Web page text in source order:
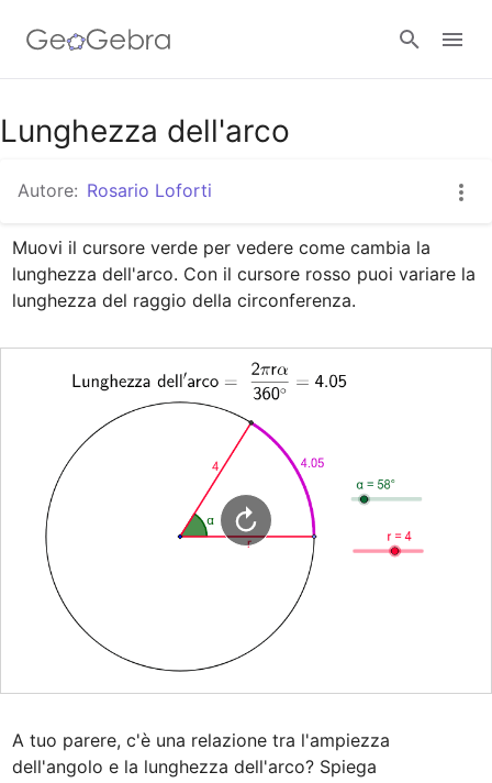
Google Classroom
GeoGebra Classroom
Accedi
Lunghezza dell'arco
Autore: Rosario Loforti
Muovi il cursore verde per vedere come cambia la
lunghezza dell'arco. Con il cursore rosso puoi variare la
lunghezza del raggio della circonferenza.
A tuo parere, c'è una relazione tra l'ampiezza
dell'angolo e la lunghezza dell'arco? Spiega